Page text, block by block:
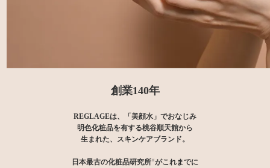
創業140年
REGLAGEは、「美顔水」でおなじみ
明色化粧品を有する桃谷順天館から
生まれた、スキンケアブランド。
日本最古の化粧品研究所※がこれまでに